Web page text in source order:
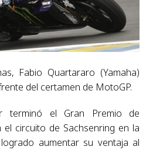
Fabio Quartararo (Yamaha)
del certamen de MotoGP.
terminó el Gran Premio de
el circuito de Sachsenring en la
aumentar su ventaja al